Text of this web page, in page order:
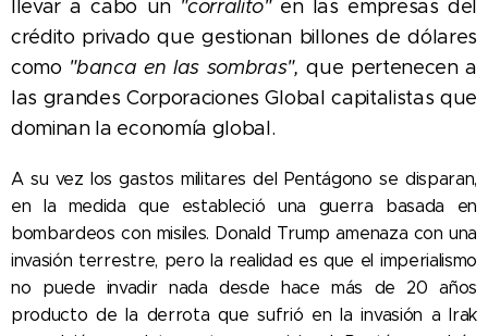
llevar a cabo un "corralito" en las empresas del
crédito privado que gestionan billones de dólares
como "banca en las sombras",que pertenecen a
las grandes Corporaciones Global capitalistas que
dominan la economía global.
A su vez los gastos militares del Pentágono se disparan,
en la medida que estableció una guerra basada en
bombardeos con misiles. Donald Trump amenaza con una
invasión terrestre, pero la realidad es que el imperialismo
no puede invadir nada desde hace más de 20 años
producto de la derrota que sufrió en la invasión a Irak